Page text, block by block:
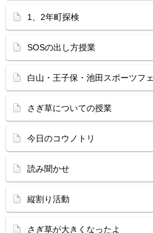
1、2年町探検
SOSの出し方授業
白山・王子保・池田スポーツフ
さぎ草についての授業
今日のコウノトリ
読み聞かせ
縦割り活動
さぎ草が大きくなったよ